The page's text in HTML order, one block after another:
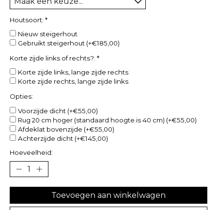
Houtsoort: *
Nieuw steigerhout
Gebruikt steigerhout (+€185,00)
Korte zijde links of rechts?: *
Korte zijde links, lange zijde rechts
Korte zijde rechts, lange zijde links
Opties:
Voorzijde dicht (+€55,00)
Rug 20 cm hoger (standaard hoogte is 40 cm) (+€55,00)
Afdeklat bovenzijde (+€55,00)
Achterzijde dicht (+€145,00)
Hoeveelheid:
Toevoegen aan winkelwagen